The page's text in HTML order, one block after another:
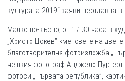
културата 2019“ заяви неотдавна
Малко по-късно, от 17.30 часа в
„Христо Цокев” кметовете на
благотворителна фотоизложба
чешкия фотограф Анджело
фотоси „Първата република”,